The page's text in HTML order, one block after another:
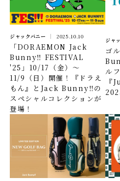
ジャックバニー 2025.10.10
「DORAEMON Jack
Bunny‼ FESTIVAL
'25」10/17（金）～
11/9（日）開催！『ドラえ
もん』とJack Bunny‼の
スペシャルコレクションが
登場！
ジャ
ゴ
ル